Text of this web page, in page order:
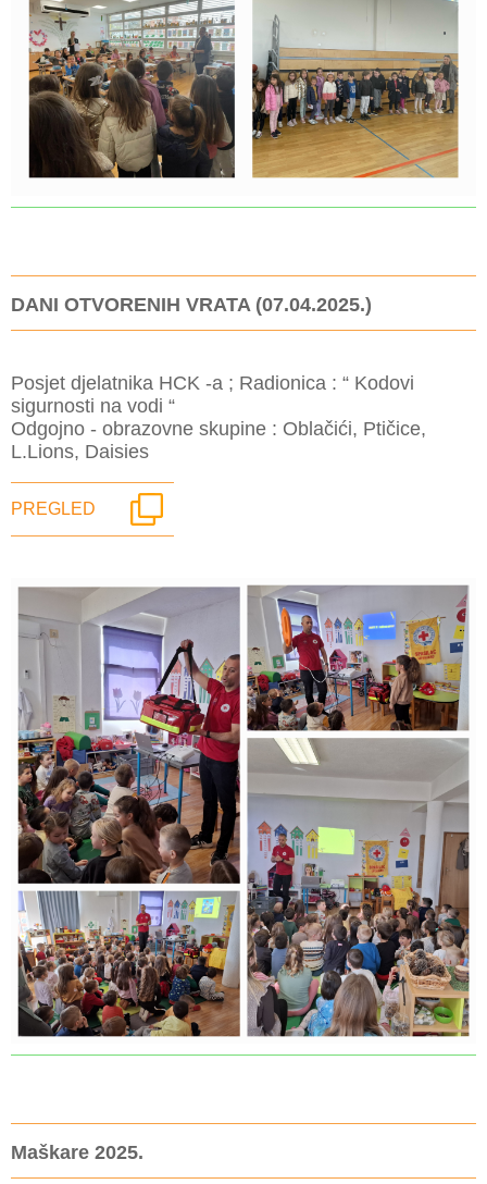
DANI OTVORENIH VRATA (07.04.2025.)
Posjet djelatnika HCK -a ; Radionica : “ Kodovi
sigurnosti na vodi “
Odgojno - obrazovne skupine : Oblačići, Ptičice,
L.Lions, Daisies
PREGLED
Maškare 2025.